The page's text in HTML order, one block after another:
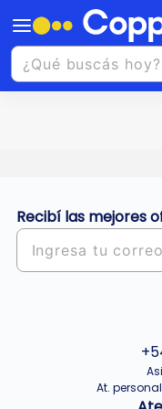
Recibí las mejores
At.